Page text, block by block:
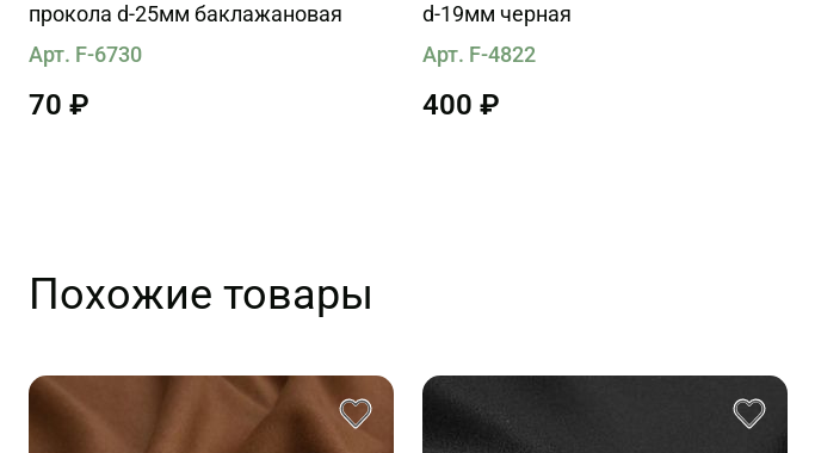
прокола d-25мм баклажановая
Арт. F-6730
70 ₽
d-19мм черная
Арт. F-4822
400 ₽
Похожие товары